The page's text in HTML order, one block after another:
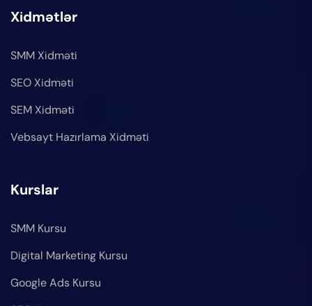
Xidmətlər
SMM Xidməti
SEO Xidməti
SEM Xidməti
Vebsayt Hazırlama Xidməti
Kurslar
SMM Kursu
Digital Marketing Kursu
Google Ads Kursu